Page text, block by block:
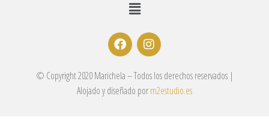
© Copyright 2020 Marichela – Todos los derechos reservados |
Alojado y diseñado porm2estudio.es